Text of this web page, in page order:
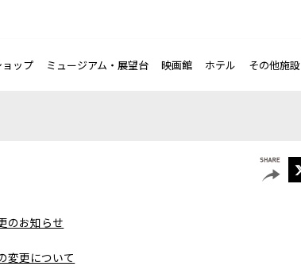
ップ ミュージアム・展望台 映画館 ホテル その他施設
のお知らせ
変更について